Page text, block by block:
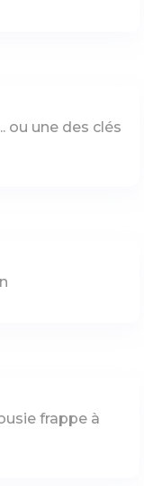
ou une des clés
frappe à